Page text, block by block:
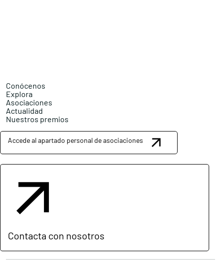
Conócenos
Explora
Asociaciones
Actualidad
Nuestros premios
Accede al apartado personal de asociaciones
Contacta con nosotros